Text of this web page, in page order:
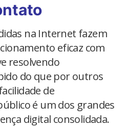
na Internet fazem
eficaz com
resolvendo
do que por outros
de
é um dos grandes
digital consolidada.